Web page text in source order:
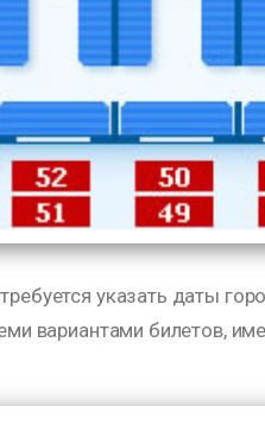
указать даты
вариантами билетов,